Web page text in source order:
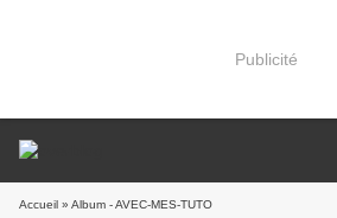
Publicité
Accueil » Album - AVEC-MES-TUTO